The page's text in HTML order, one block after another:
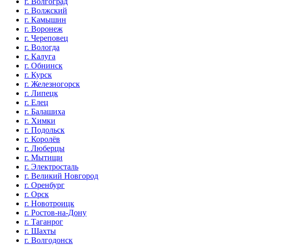
г. Волжский
г. Камышин
г. Воронеж
г. Череповец
г. Вологда
г. Калуга
г. Обнинск
г. Курск
г. Железногорск
г. Липецк
г. Елец
г. Балашиха
г. Химки
г. Подольск
г. Королёв
г. Люберцы
г. Мытищи
г. Электросталь
г. Великий Новгород
г. Оренбург
г. Орск
г. Новотроицк
г. Ростов-на-Дону
г. Таганрог
г. Шахты
г. Волгодонск